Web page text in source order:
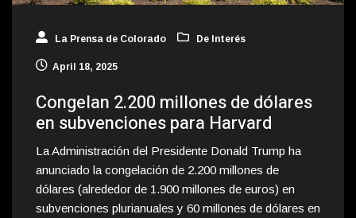
La Prensa de Colorado De Interés
April 18, 2025
Congelan 2.200 millones de dólares
en subvenciones para Harvard
La Administración del Presidente Donald Trump ha
anunciado la congelación de 2.200 millones de
dólares (alrededor de 1.900 millones de euros) en
subvenciones plurianuales y 60 millones de dólares en